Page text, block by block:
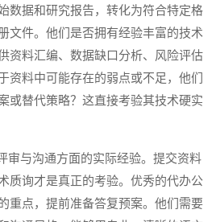
数据和研究报告，转化为符合特定格
文件。他们是否拥有经验丰富的技术
资料汇编、数据缺口分析、风险评估
资料中可能存在的弱点或不足，他们
或替代策略？这直接考验其技术硬实
与沟通方面的实际经验。提交资料
质询才是真正的考验。优秀的代办公
重点，提前准备答复预案。他们需要